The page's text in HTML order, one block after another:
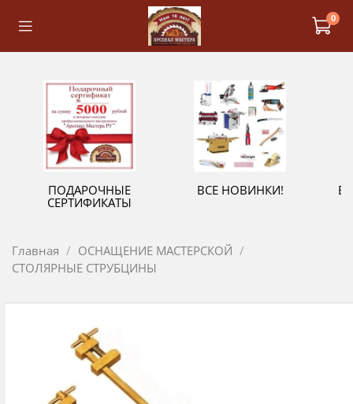
0
ПОДАРОЧНЫЕ
СЕРТИФИКАТЫ
ВСЕ НОВИНКИ!
Главная
ОСНАЩЕНИЕ МАСТЕРСКОЙ
СТОЛЯРНЫЕ СТРУБЦИНЫ